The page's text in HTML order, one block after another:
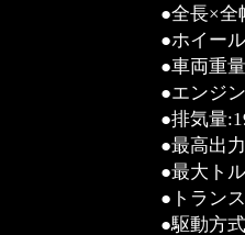
●全長×全
●ホイー
●車両重
●エンジ
●排気量
●最高出
●最大ト
●トラン
●駆動方